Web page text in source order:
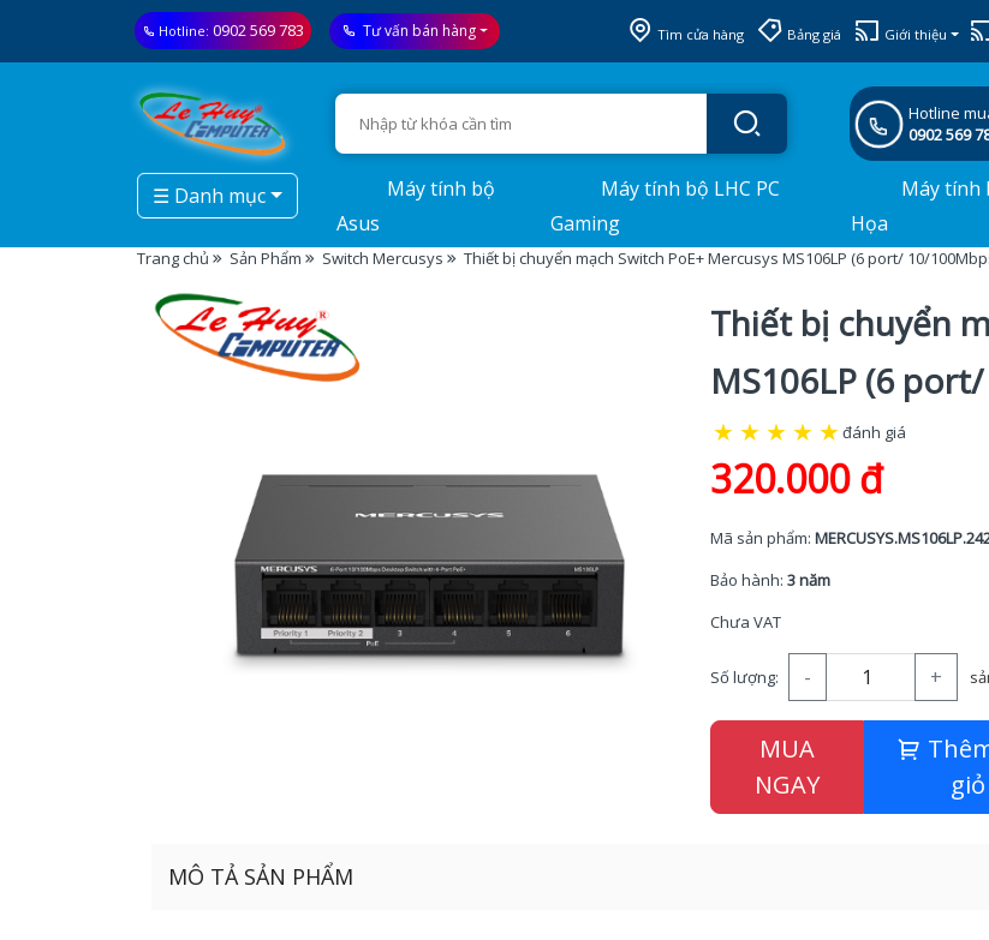
Hotline: 0902 569 783 Tư vấn bán hàng Tìm cửa hàng Bảng giá Giới thiệu
Hotline
0902 569
☰ Danh mục
Máy tính bộ
Asus
Máy tính bộ LHC PC
Gaming
Máy tính
Họa
Trang chủ Sản Phẩm Switch Mercusys Thiết bị chuyển mạch Switch PoE+ Mercusys MS106LP (6 port/ 10/
Thiết bị chuyển
MS106LP (6
★ ★ ★ ★ ★đánh giá
320.000 đ
Mã sản phẩm:
Bảo hành: 3 năm
Chưa VAT
Số lượng: - +
MUA
NGAY
giỏ
MÔ TẢ SẢN PHẨM